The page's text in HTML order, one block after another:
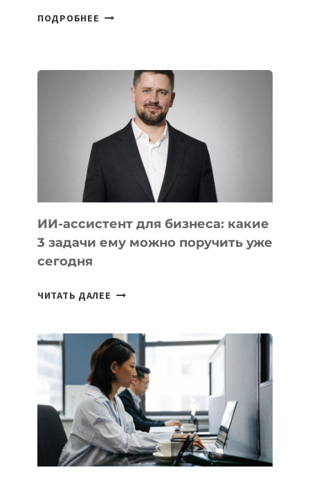
ПОДРОБНЕЕ
КОТОРЫЕ
РАЗВИВАЮТ
ТЕХНОЛОГИЧЕСКОЕ
ОБРАЗОВАНИЕ
ТАДЖИКИСТАНА
ИИ-ассистент для бизнеса: какие
3 задачи ему можно поручить уже
сегодня
ЧИТАТЬ ДАЛЕЕ ИИ-
БИЗНЕСА:
КАКИЕ
3
ЗАДАЧИ
ЕМУ
МОЖНО
ПОРУЧИТЬ
УЖЕ